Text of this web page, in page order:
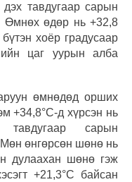
тавдугаар сарын
Өмнөх өдөр нь +32,8
хоёр градусаар
цаг уурын алба
өмнөдөд орших
+34,8°C-д хүрсэн нь
сарын
Мөн өнгөрсөн шөнө нь
дулаахан шөнө гэж
+21,3°C байсан